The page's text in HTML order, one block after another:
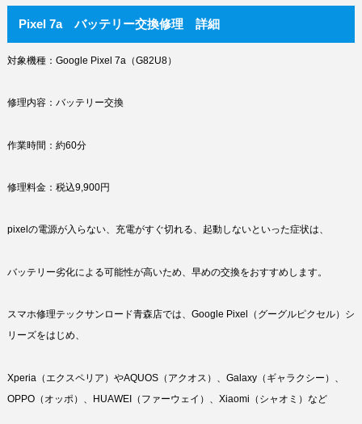
Pixel 7a バッテリー交換修理 詳細
対象機種：Google Pixel 7a（G82U8）
修理内容：バッテリー交換
作業時間：約60分
修理料金：税込9,900円
pixelの電源が入らない、充電がすぐ切れる、起動しないといった症状は、
バッテリー劣化による可能性が高いため、早めの交換をおすすめします。
スマホ修理テックサンロード青森店では、Google Pixel（グーグルピクセル）シ
リーズをはじめ、
Xperia（エクスペリア）やAQUOS（アクオス）、Galaxy（ギャラクシー）、
OPPO（オッポ）、HUAWEI（ファーウェイ）、Xiaomi（シャオミ）など